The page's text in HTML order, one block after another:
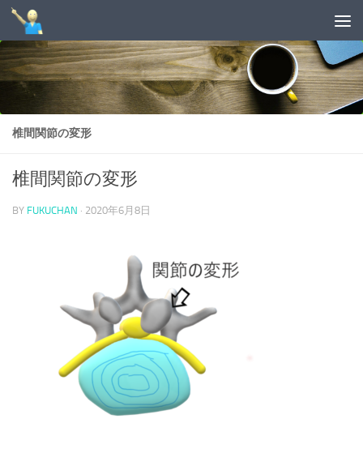
コンテンツへスキップ
椎間関節の変形
椎間関節の変形
BY FUKUCHAN · 2020年6月8日